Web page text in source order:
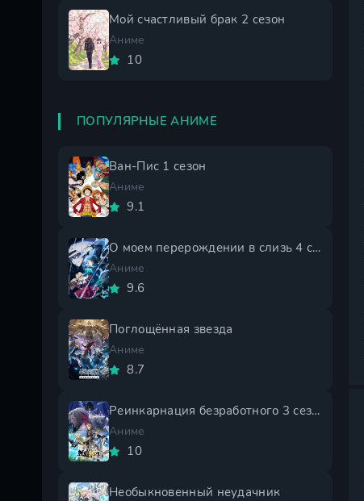
Мой счастливый брак 2 сезон
Аниме
10
ПОПУЛЯРНЫЕ АНИМЕ
Ван-Пис 1 сезон
Аниме
9.1
О моем перерождении в слизь 4 сезон
Аниме
9.6
Поглощённая звезда
Аниме
8.7
Реинкарнация безработного 3 сезон
Аниме
10
Необыкновенный неудачник